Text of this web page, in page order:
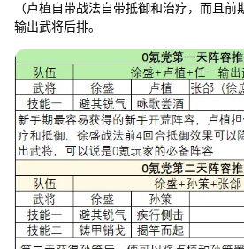
（卢植自带战法自带抵御和治疗，而且
输出武将后排。